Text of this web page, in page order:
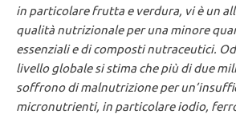
in particolare frutta e verdura, vi è un
qualità nutrizionale per una minore
essenziali e di composti nutraceutici.
livello globale si stima che più di due
soffrono di malnutrizione per
micronutrienti, in particolare iodio,